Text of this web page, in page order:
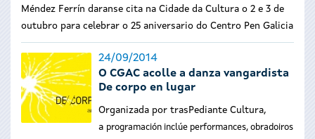
Méndez Ferrín daranse cita na Cidade da Cultura o 2 e 3 de
outubro para celebrar o 25 aniversario do Centro Pen Galicia
24/09/2014
O CGAC acolle a danza vangardista
De corpo en lugar
Organizada por trasPediante Cultura,
a programación inclúe performances, obradoiros